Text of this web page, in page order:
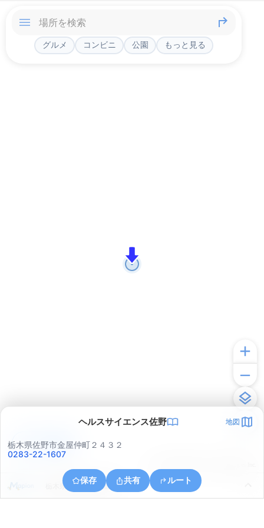
グルメ コンビニ 公園 もっと見る
ヘルスサイエンス佐野 地図
栃木県佐野市金屋仲町２４３２
0283-22-1607
保存 共有 ルート
栃木県佐野市大古屋町
アプリで見る